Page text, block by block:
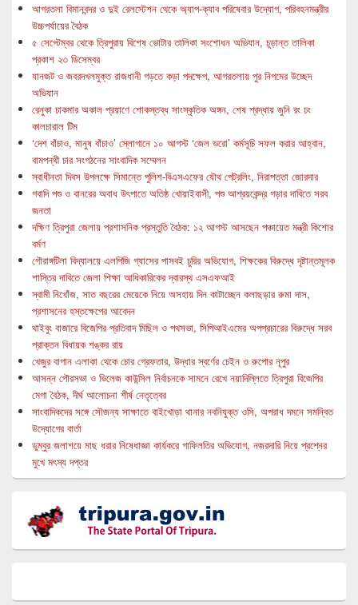
আগরতলা বিমানবন্দর ও দুই রেলস্টেশন থেকে অ্যাপ-ক্যাব পরিষেবার উদ্যোগ, পরিবহনমন্ত্রীর
উচ্চপর্যায়ের বৈঠক
৫ সেপ্টেম্বর থেকে ত্রিপুরায় বিশেষ ভোটার তালিকা সংশোধন অভিযান, চূড়ান্ত তালিকা
প্রকাশ ২৩ ডিসেম্বর
যানজট ও জবরদখলমুক্ত রাজধানী গড়তে কড়া পদক্ষেপ, আগরতলায় পুর নিগমের উচ্ছেদ
অভিযান
রেনুকা চাকমার অকাল প্রয়াণে শোকস্তব্ধ সাংস্কৃতিক অঙ্গন, শেষ শ্রদ্ধায় জুনি রং ঢং
কালচারাল টিম
‘দেশ বাঁচাও, মানুষ বাঁচাও’ স্লোগানে ১০ আগস্ট ‘জেল ভরো’ কর্মসূচি সফল করার আহ্বান,
বামপন্থী চার সংগঠনের সাংবাদিক সম্মেলন
স্বাধীনতা দিবস উপলক্ষে সিমান্তে পুলিশ-বিএসএফের যৌথ পেট্রলিং, নিরাপত্তা জোরদার
গবাদি পশু ও বানরের অবাধ উৎপাতে অতিষ্ঠ খোয়াইবাসী, পশু আশ্রয়কেন্দ্র গড়ার দাবিতে সরব
জনতা
দক্ষিণ ত্রিপুরা জেলায় প্রশাসনিক প্রস্তুতি বৈঠক: ১২ আগস্ট আসছেন পঞ্চায়েত মন্ত্রী কিশোর
বর্মণ
গৌরাঙ্গটিলা বিদ্যালয়ে এলপিজি গ্যাসের পাসবই চুরির অভিযোগ, শিক্ষকের বিরুদ্ধে দৃষ্টান্তমূলক
শাস্তির দাবিতে জেলা শিক্ষা আধিকারিকের দ্বারস্থ এসএফআই
স্বামী নিখোঁজ, সাত বছরের মেয়েকে নিয়ে অসহায় দিন কাটাচ্ছেন কলাছড়ার রুমা দাস,
প্রশাসনের হস্তক্ষেপের আবেদন
থাইবুং বাজারে বিজেপির প্রতিবাদ মিছিল ও পথসভা, সিপিআইএমের অপপ্রচারের বিরুদ্ধে সরব
প্রাক্তন বিধায়ক শঙ্কর রায়
খেজুর বাগান এলাকা থেকে চোর গ্রেফতার, উদ্ধার স্বর্ণের চেইন ও রুপোর নূপুর
আসন্ন পৌরসভা ও ভিলেজ কাউন্সিল নির্বাচনকে সামনে রেখে নয়াদিল্লিতে ত্রিপুরা বিজেপির
মেগা বৈঠক, দীর্ঘ আলোচনা শীর্ষ নেতৃত্বের
সাংবাদিকদের সঙ্গে সৌজন্য সাক্ষাতে বাইখোড়া থানার নবনিযুক্ত ওসি, অপরাধ দমনে সমন্বিত
উদ্যোগের বার্তা
ডুম্বুর জলাশয়ে মাছ ধরার নিষেধাজ্ঞা কার্যকরে গাফিলতির অভিযোগ, নজরদারি নিয়ে প্রশ্নের
মুখে মৎস্য দপ্তর